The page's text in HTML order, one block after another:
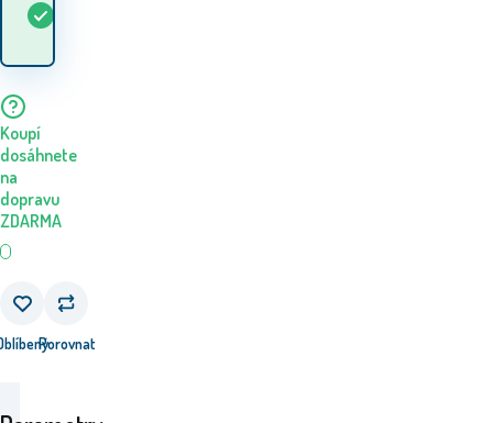
Koupí
dosáhnete
na
dopravu
ZDARMA
Porovnat